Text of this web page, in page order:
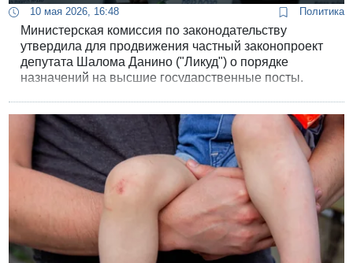
10 мая 2026, 16:48 Политика
Министерская комиссия по законодательству
утвердила для продвижения частный законопроект
депутата Шалома Данино ("Ликуд") о порядке
назначений на высшие государственные посты.